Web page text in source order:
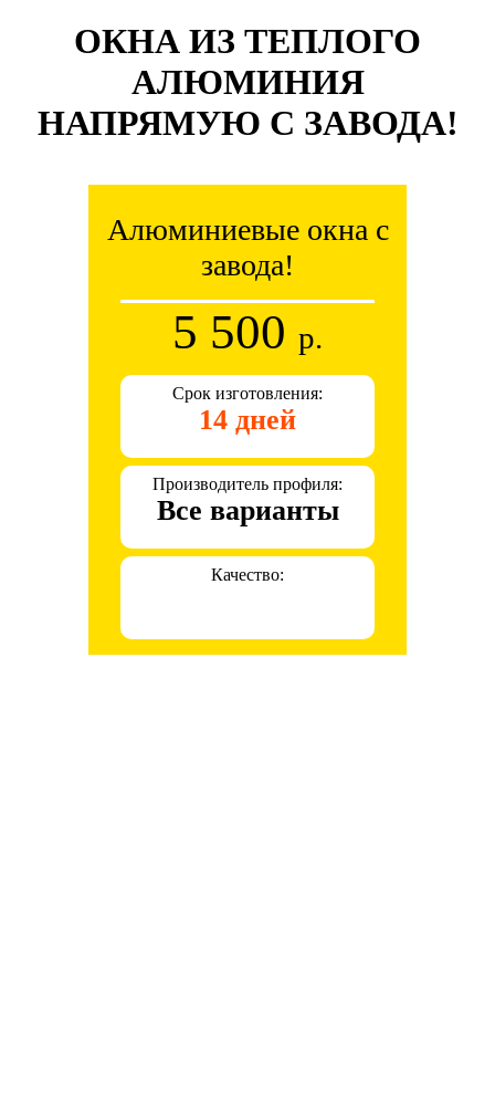
ОКНА ИЗ ТЕПЛОГО
АЛЮМИНИЯ
НАПРЯМУЮ С ЗАВОДА!
Алюминиевые окна с
завода!
5 500 р.
Срок изготовления:
14 дней
Производитель профиля:
Все варианты
Качество: